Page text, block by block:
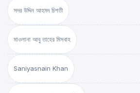
সদর উদ্দিন আহমদ চিশতী
মাওলানা আবু তাহের মিসবাহ
Saniyasnain Khan